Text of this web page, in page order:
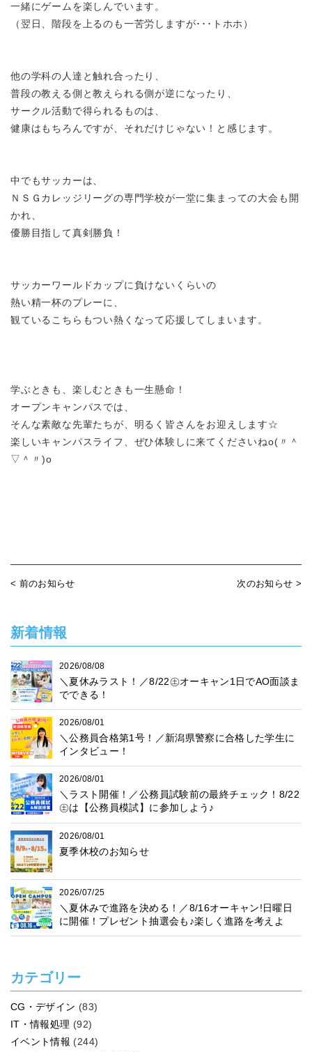
一緒にゲームを楽しんでいます。
（翌日、階段を上るのも一苦労しますが･･･トホホ）
他の学科の人達と触れ合ったり、
普段の教える側と教えられる側が逆になったり、
サークル活動で得られるものは、
健康はもちろんですが、それだけじゃない！と感じます。
中でもサッカーは、
ＮＳＧカレッジリーグの専門学校が一堂に集まっての大会も開
かれ、
優勝目指して真剣勝負！
サッカーワールドカップに負けないくらいの
熱い精一杯のプレーに、
観ているこちらもつい熱くなって応援してしまいます。
学ぶときも、楽しむときも一生懸命！
オープンキャンパスでは、
そんな素敵な先輩たちが、明るく皆さんをお迎えします☆
楽しいキャンパスライフ、ぜひ体験しに来てくださいねo(〃＾
▽＾〃)o
< 前のお知らせ 次のお知らせ >
新着情報
2026/08/08
＼夏休みラスト！／8/22㊏オーキャン1日でAO面談ま
でできる！
2026/08/01
＼公務員合格第1号！／新潟県警察に合格した学生に
インタビュー！
2026/08/01
＼ラスト開催！／公務員試験前の最終チェック！8/22
㊏は【公務員模試】に参加しよう♪
2026/08/01
夏季休校のお知らせ
2026/07/25
＼夏休みで進路を決める！／8/16オーキャン!日曜日
に開催！プレゼント抽選会も♪楽しく進路を考えよ
う！
カテゴリー
CG・デザイン (83)
IT・情報処理 (92)
イベント情報 (244)